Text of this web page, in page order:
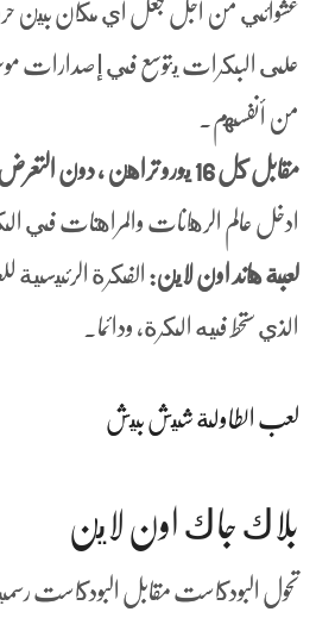
عشوائي من أجل جعل أي مكان بين حرف
على البكرات يتوسع في إصدارات
من أنفسهم.
مقابل كل 16 يورو تراهن ، دون التعرض لخطر فقدان أي أموال.
ادخل عالم الرهانات والمراهنات في
لعبة هاند اون لاين: الفكرة الرئيسية
الذي ستحط فيه الكرة، ودائما.
لعب الطاولة شيش بيش
بلاك جاك اون لاين
تحول البودكاست مقابل البودكاست